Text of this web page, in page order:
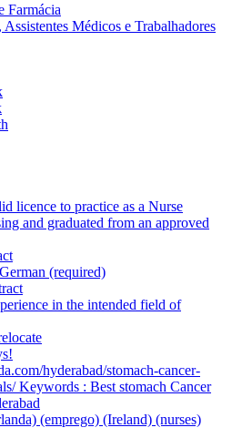
Farmácia
Médicos e Trabalhadores
licence to practice as a Nurse
and graduated from an approved
(required)
in the intended field of
hyderabad/stomach-cancer-
Keywords : Best stomach Cancer
(emprego) (Ireland) (nurses)